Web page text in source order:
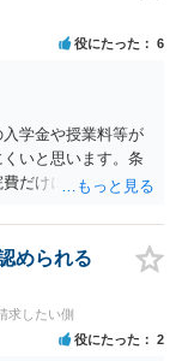
役にたった 6
学金や授業料等が
いと思います。条
だけに限定される
に必要となった医
項と読むのが自然
用などの教育費に
求できる」とまで
費用をどこまで負
子どもの年齢、大
められる
求したい側
役にたった 2